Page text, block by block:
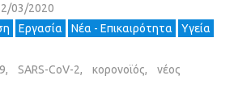
03/2020
Εργασία Νέα - Επικαιρότητα
Υγεία
, SARS-CoV-2, κορονοϊός,
νέος